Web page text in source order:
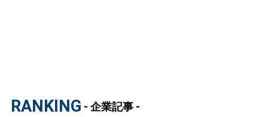
RANKING - 企業記事 -